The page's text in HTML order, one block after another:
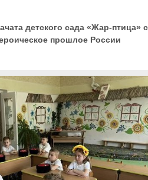
детского сада «Жар-птица»
прошлое России